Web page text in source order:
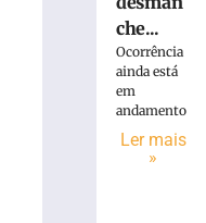
che...
Ocorrência
ainda está
em
andamento
Ler mais
»